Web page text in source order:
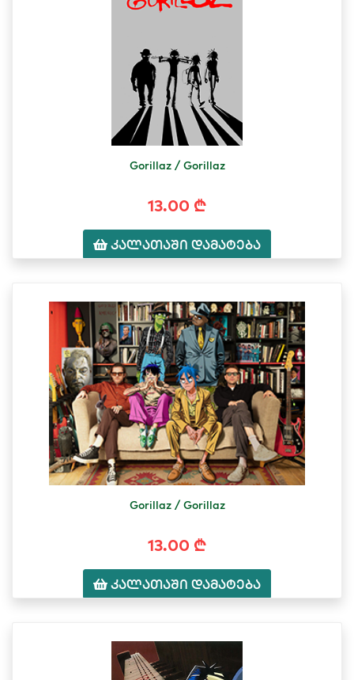
Gorillaz / Gorillaz
13.00 ₾
კალათაში დამატება
Gorillaz / Gorillaz
13.00 ₾
კალათაში დამატება